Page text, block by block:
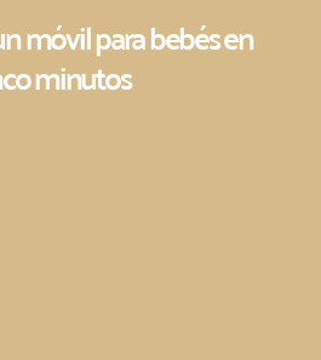
móvil para bebés en
minutos